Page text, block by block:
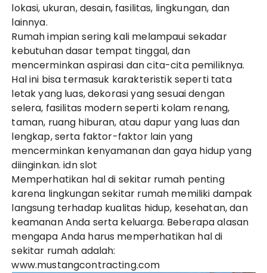
lokasi, ukuran, desain, fasilitas, lingkungan, dan
lainnya.
Rumah impian sering kali melampaui sekadar
kebutuhan dasar tempat tinggal, dan
mencerminkan aspirasi dan cita-cita pemiliknya.
Hal ini bisa termasuk karakteristik seperti tata
letak yang luas, dekorasi yang sesuai dengan
selera, fasilitas modern seperti kolam renang,
taman, ruang hiburan, atau dapur yang luas dan
lengkap, serta faktor-faktor lain yang
mencerminkan kenyamanan dan gaya hidup yang
diinginkan.idn slot
Memperhatikan hal di sekitar rumah penting
karena lingkungan sekitar rumah memiliki dampak
langsung terhadap kualitas hidup, kesehatan, dan
keamanan Anda serta keluarga. Beberapa alasan
mengapa Anda harus memperhatikan hal di
sekitar rumah adalah:
www.mustangcontracting.com